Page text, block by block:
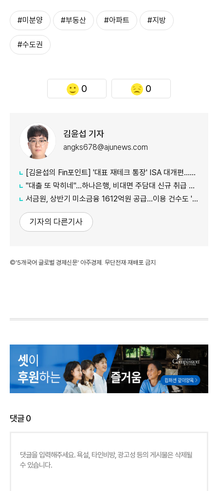
#미분양 #부동산 #아파트 #지방
#수도권
0 0
김윤섭 기자
angks678@ajunews.com
[김윤섭의 Fin포인트] '대표 재테크 통장' ISA 대개편…나에게 맞는 전략은?
"대출 또 막히네"…하나은행, 비대면 주담대 신규 취급 중단
서금원, 상반기 미소금융 1612억원 공급…이용 건수도 '역대 최대'
기자의 다른기사
©'5개국어 글로벌 경제신문' 아주경제. 무단전재·재배포 금지
댓글0